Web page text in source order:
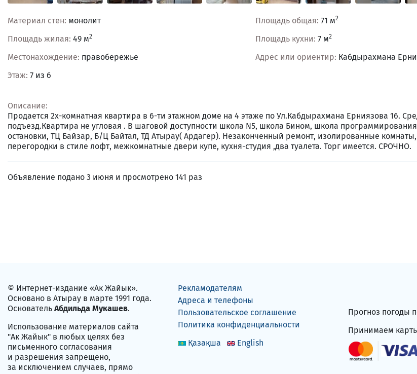
Материал стен: монолит Площадь общая: 71 м2
Площадь жилая: 49 м2 Площадь кухни: 7 м2
Местонахождение: правобережье Адрес или ориентир: Кабдырахмана
Этаж: 7 из 6
Описание:
Продается 2х-комнатная квартира в 6-ти этажном доме на 4 этаже по Ул.Кабдырахмана Ерниязова 16.
подъезд.Квартира не угловая . В шаговой доступности школа N5, школа Бином, школа
остановки, ТЦ Байзар, Б/Ц Байтал, ТД Атырау( Ардагер). Незаконченный ремонт, изолированные
перегородки в стиле лофт, межкомнатные двери купе, кухня-студия ,два туалета. Торг имеется. СРОЧНО.
Объявление подано 3 июня и просмотрено 141 раз
© Интернет-издание «Ак Жайык».
Основано в Атырау в марте 1991 года.
Основатель Абдильда Мукашев.
Использование материалов сайта
"Ак Жайык" в любых целях без
письменного согласования
и разрешения запрещено,
за исключением случаев, прямо
Рекламодателям
Адреса и телефоны
Пользовательское соглашение
Политика конфиденциальности
Қазақша
English
Прогноз погоды
Принимаем